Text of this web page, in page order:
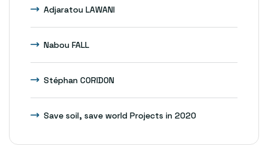
Adjaratou LAWANI
Nabou FALL
Stéphan CORIDON
Save soil, save world Projects in 2020